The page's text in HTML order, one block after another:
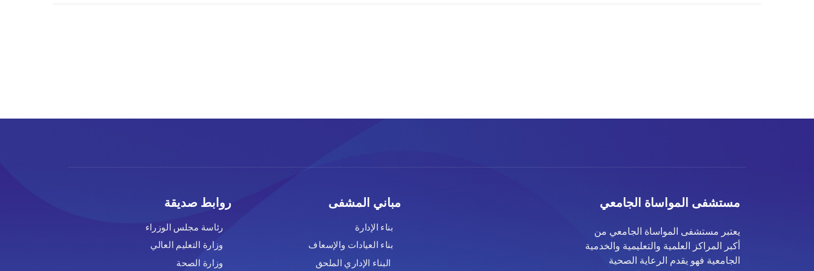
مستشفى المواساة الجامعي
يعتبر مستشفى المواساة الجامعي من
أكبر المراكز العلمية والتعليمية والخدمية
الجامعية فهو يقدم الرعاية الصحية
مباني المشفى
بناء الإدارة
بناء العيادات والإسعاف
البناء الإداري الملحق
روابط صديقة
رئاسة مجلس الوزراء
وزارة التعليم العالي
وزارة الصحة